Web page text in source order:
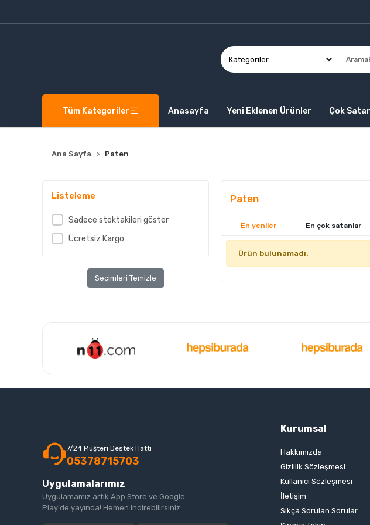
Tüm Kategoriler Anasayfa Yeni Eklenen Ürünler Çok
Ana Sayfa Paten
Listeleme
Sadece stoktakileri göster
Ücretsiz Kargo
Seçimleri Temizle
Paten
En yeniler En çok satanlar
Ürün bulunamadı.
7/24 Müşteri Destek Hattı
05378715703
Uygulamalarımız
Uygulamamız artık App Store ve Google
Play'de yayında! Hemen indirebilirsiniz.
Kurumsal
Hakkımızda
Gizlilik Sözleşmesi
Kullanıcı Sözleşmesi
İletişim
Sıkça Sorulan Sorular